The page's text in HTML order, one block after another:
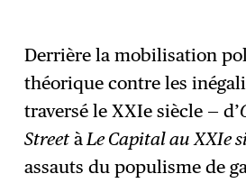
Derrière la mobilisation
théorique contre les
traversé le XXIe siècle — d’
Street àLe Capital au XXIe
assauts du populisme de